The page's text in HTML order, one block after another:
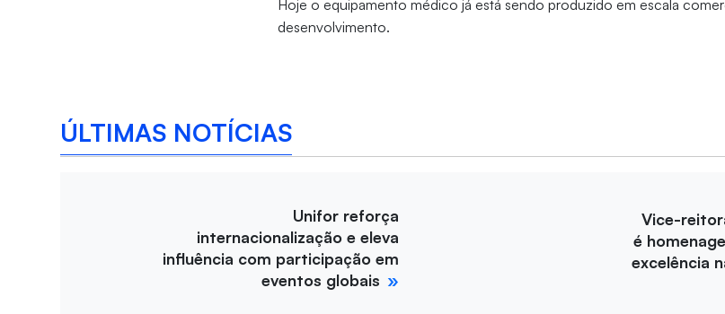
Hoje o equipamento médico já está sendo produzido em escala
desenvolvimento.
ÚLTIMAS NOTÍCIAS
Unifor reforça
internacionalização e eleva
influência com participação em
eventos globais
Vice-
é
excelência